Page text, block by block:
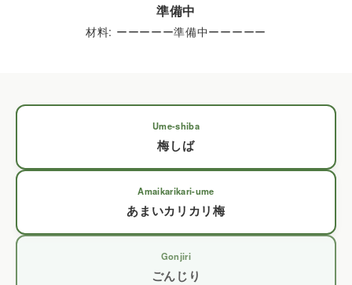
準備中
材料: ーーーーー準備中ーーーーー
Ume-shiba
梅しば
Amaikarikari-ume
あまいカリカリ梅
Gonjiri
ごんじり